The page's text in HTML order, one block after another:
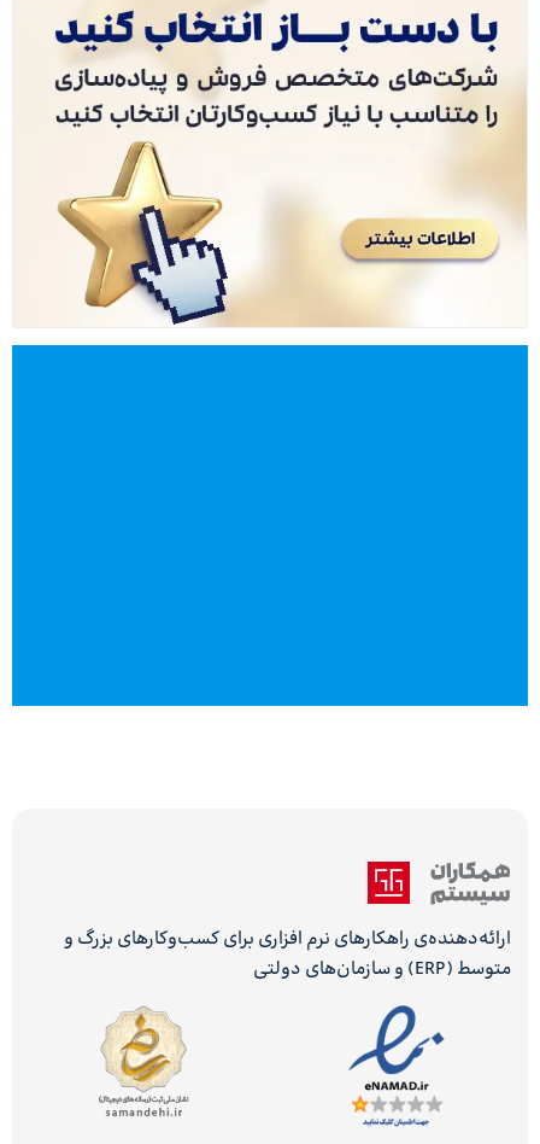
ارائه‌دهنده‌ی راهکارهای نرم افزاری برای کسب‌وکارهای بزرگ و
متوسط (ERP) و سازمان‌های دولتی